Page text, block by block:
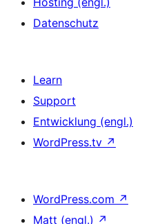
Datenschutz
Learn
Support
Entwicklung (engl.)
WordPress.tv ↗
WordPress.com ↗
Matt (engl.) ↗